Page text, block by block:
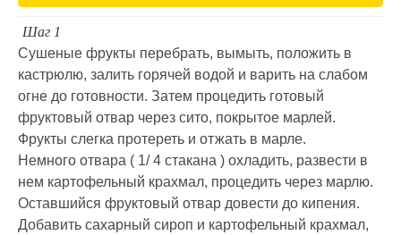
Шаг 1
Сушеные фрукты перебрать, вымыть, положить в
кастрюлю, залить горячей водой и варить на слабом
огне до готовности. Затем процедить готовый
фруктовый отвар через сито, покрытое марлей.
Фрукты слегка протереть и отжать в марле.
Немного отвара ( 1/ 4 стакана ) охладить, развести в
нем картофельный крахмал, процедить через марлю.
Оставшийся фруктовый отвар довести до кипения.
Добавить сахарный сироп и картофельный крахмал,